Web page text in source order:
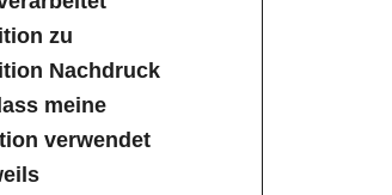
zu
Nachdruck
meine
verwendet